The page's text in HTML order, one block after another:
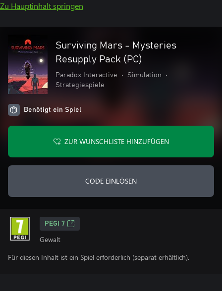
Zu Hauptinhalt springen
Surviving Mars - Mysteries
Resupply Pack (PC)
Paradox Interactive • Simulation
•
Strategiespiele
Benötigt ein Spiel
ZUR WUNSCHLISTE HINZUFÜGEN
CODE EINLÖSEN
PEGI 7
Gewalt
Für diesen Inhalt ist ein Spiel erforderlich (separat erhältlich).